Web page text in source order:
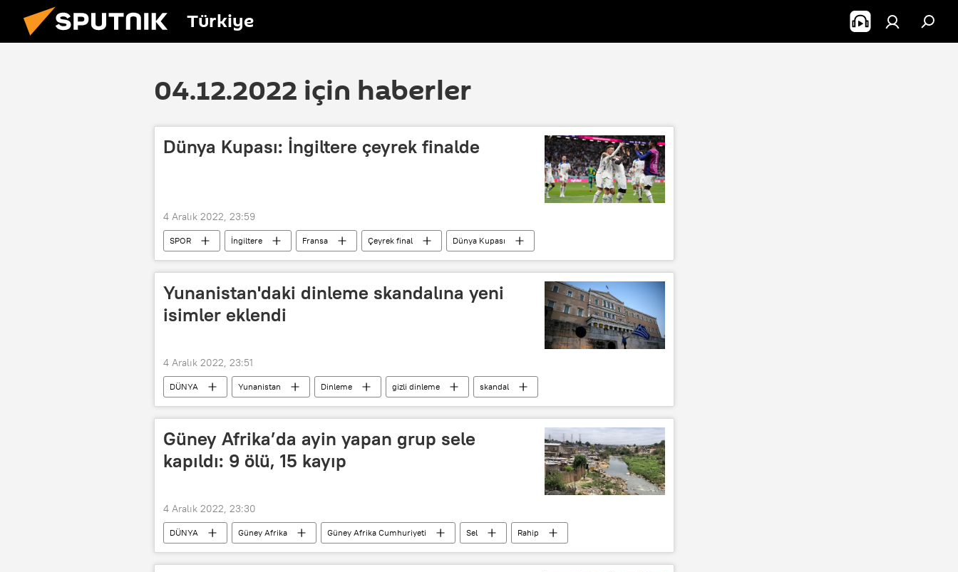
Türkiye
04.12.2022 için haberler
Dünya Kupası: İngiltere çeyrek finalde
4 Aralık 2022, 23:59
SPOR İngiltere Fransa Çeyrek final
Dünya Kupası
2022 Dünya Kupası
Yunanistan'daki dinleme skandalına yeni
isimler eklendi
4 Aralık 2022, 23:51
DÜNYA Yunanistan Dinleme gizli dinleme
skandal
Predator
Casus Casus yazılım
Güney Afrika’da ayin yapan grup sele
kapıldı: 9 ölü, 15 kayıp
4 Aralık 2022, 23:30
DÜNYA Güney Afrika Güney Afrika Cumhuriyeti Sel
Rahip
nehir
Ayin Ölü Kayıp